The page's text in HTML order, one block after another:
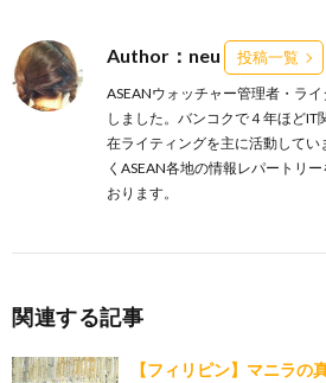
Author：neu 投稿一覧
ASEANウォッチャー管理者・ラ
しました。バンコクで４年ほど
在ライティングを主に活動して
くASEAN各地の情報レパートリ
おります。
関連する記事
【フィリピン】マニラの